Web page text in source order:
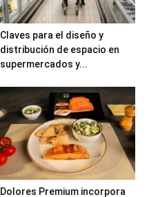
Claves para el diseño y
distribución de espacio en
supermercados y...
Dolores Premium incorpora